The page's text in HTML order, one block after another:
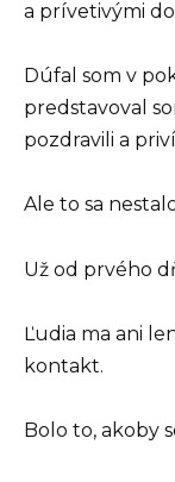
a prívetivými
Dúfal som v
predstavoval
pozdravili a
Ale to sa
Už od prvého
Ľudia ma ani
kontakt.
Bolo to, akoby